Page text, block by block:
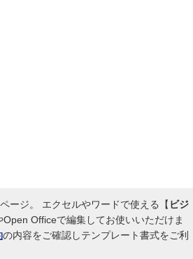
ージ。 エクセルやワードで使える【 ビジ
Officeで編集してお使いいただけま
の内容をご確認しテンプレート書式をご利